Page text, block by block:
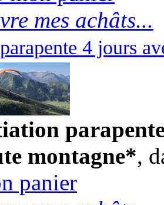
mes achâts...
4 jours
montagne*,
panier